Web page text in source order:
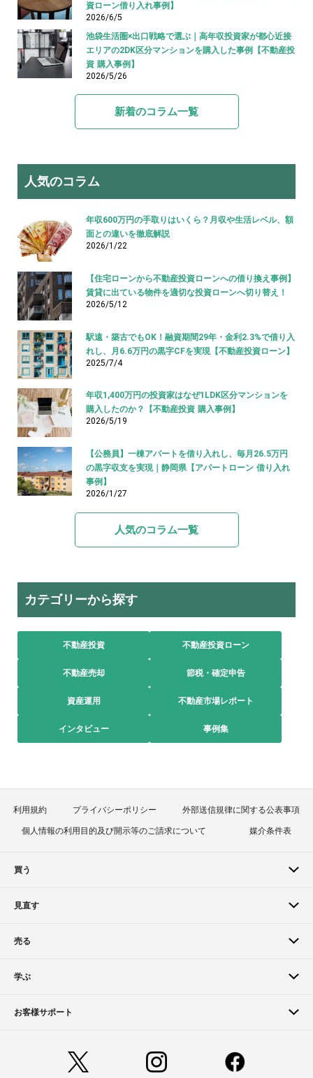
資ローン借り入れ事例】
2026/6/5
池袋生活圏×出口戦略で選ぶ｜高年収投資家が都心近接
エリアの2DK区分マンションを購入した事例【不動産投
資 購入事例】
2026/5/26
新着のコラム一覧
人気のコラム
年収600万円の手取りはいくら？月収や生活レベル、額
面との違いを徹底解説
2026/1/22
【住宅ローンから不動産投資ローンへの借り換え事例】
賃貸に出ている物件を適切な投資ローンへ切り替え！
2026/5/12
駅遠・築古でもOK！融資期間29年・金利2.3%で借り入
れし、月6.6万円の黒字CFを実現【不動産投資ローン】
2025/7/4
年収1,400万円の投資家はなぜ1LDK区分マンションを
購入したのか？【不動産投資 購入事例】
2026/5/19
【公務員】一棟アパートを借り入れし、毎月26.5万円
の黒字収支を実現｜静岡県【アパートローン 借り入れ
事例】
2026/1/27
人気のコラム一覧
カテゴリーから探す
不動産投資 不動産投資ローン
不動産売却 節税・確定申告
資産運用 不動産市場レポート
インタビュー 事例集
利用規約 プライバシーポリシー 外部送信規律に関する公表事項
個人情報の利用目的及び開示等のご請求について 媒介条件表
買う
見直す
売る
学ぶ
お客様サポート